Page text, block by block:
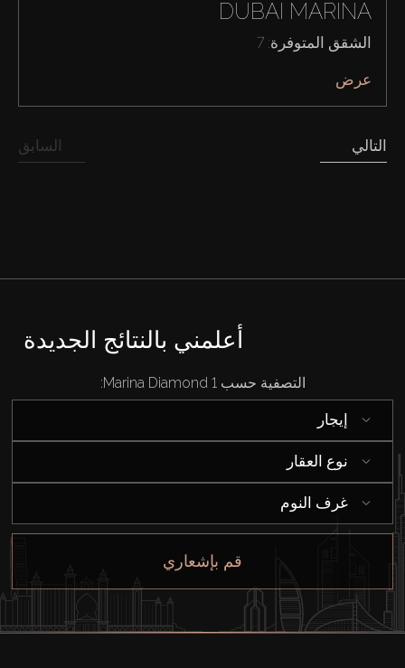
قيد الإنشاء
DUBAI MARINA
الشقق المتوفرة: 7
عرض
السابق التالي
أعلمني بالنتائج الجديدة
التصفية حسب Marina Diamond 1:
إيجار
نوع العقار
غرف النوم
قم بإشعاري